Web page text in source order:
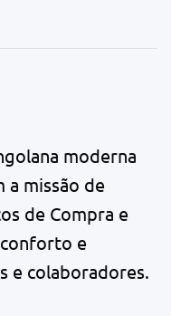
moderna
a missão de
de Compra e
e
e colaboradores.